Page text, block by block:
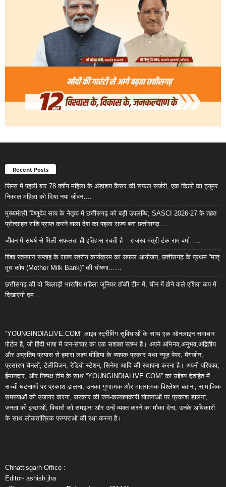
Recent Posts
सिम्स में पहली बार 78 वर्षीय महिला के अंडाशय कैंसर की सफल सर्जरी, एक किलो का ट्यूमर
निकाल महिला को दिया नया जीवन….
मुख्यमंत्री विष्णुदेव साय के नेतृत्व में छत्तीसगढ़ को बड़ी उपलब्धि, SASCI 2026-27 के तहत
प्रोत्साहन राशि प्राप्त करने वाला देश का पहला राज्य बना छत्तीसगढ़….
जीवन में संघर्ष से मिली सफलता ही इतिहास रचती है – राजस्व मंत्री टंक राम वर्मा…..
विश्व स्तनपान सप्ताह के राज्य स्तरीय कार्यक्रम का सफल आयोजन, छत्तीसगढ़ के प्रथम “मातृ
दूध कोष (Mother Milk Bank)” की घोषणा……
छत्तीसगढ़ की दो खिलाड़ी भारतीय महिला जूनियर हॉकी टीम में, चीन में होने वाले एशिया कप में
दिखाएंगी दम….
“YOUNGINDIALIVE.COM” लाइव स्ट्रीमिंग सुविधाओं के साथ एक ऑनलाइन समाचार
पोर्टल है, जो हिंदी भाषा में जन-संचार का एक सशक्त स्तम्भ है। अपने अभिनव,अनुभव,अद्वितीय
और अप्रतिम प्रयास से हमारा लक्ष्य मीडिया के व्यापक प्रकार यथा न्यूज़ पेपर, मैगजीन,
प्रसारण चैनलों, टेलीविजन, रेडियो स्टेशन, सिनेमा आदि की स्थापना करना है। अपनी परिपक्व,
ईमानदार, और निष्पक्ष टीम के साथ “YOUNGINDIALIVE.COM” का उद्देश्य देशहित में
सच्ची घटनाओं पर प्रकाश डालना, उनका गुणात्मक और मात्रात्मक विश्लेषण बताना, सामाजिक
समस्याओं को उजागर करना, सरकार की जन-कल्याणकारी योजनाओं पर प्रकाश डालना,
जनता की इच्छाओं, विचारों को समझना और उन्हें व्यक्त करने का मौका देना, उनके अधिकारों
के साथ लोकतांत्रिक परम्पराओं की रक्षा करना है।
Chhattisgarh Office :
Editor- ashish jha